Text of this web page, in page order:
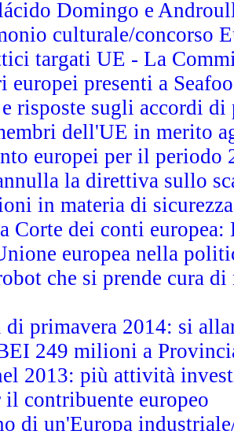
Domingo e
culturale/concorso
targati UE - La
europei presenti a
e risposte sugli accordi
dell'UE in merito
europei per il periodo
la direttiva sullo
in materia di
Corte dei conti
europea nella
che si prende cura
di primavera 2014: si
249 milioni a
2013: più attività
contribuente europeo
di un'Europa